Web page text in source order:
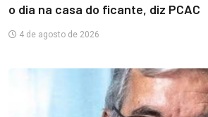
o dia na casa do ficante, diz PCAC
4 de agosto de 2026